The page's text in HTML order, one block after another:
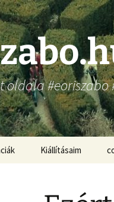
oldala #eoriszabo
Kiállításaim